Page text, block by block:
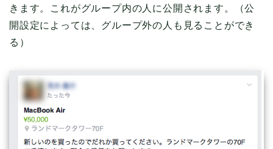
きます。これがグループ内の人に公開されます。（公
開設定によっては、グループ外の人も見ることができ
る）